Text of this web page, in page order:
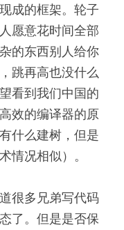
成的框架。轮子
愿意花时间全部
的东西别人给你
跳再高也没什么
看到我们中国的
效的编译器的原
什么建树，但是
情况相似）。
很多兄弟写代码
了。但是是否保